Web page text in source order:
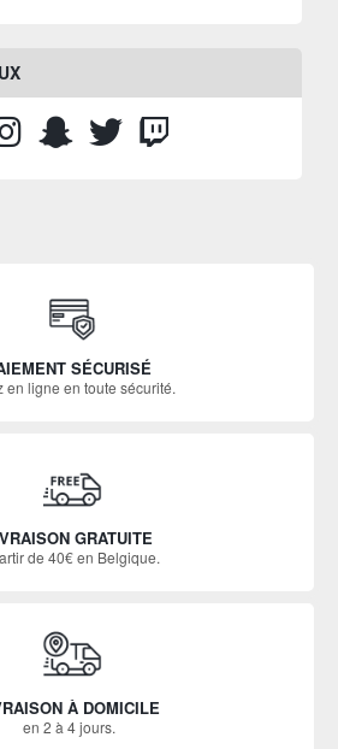
SÉCURISÉ
en ligne en toute sécurité.
GRATUITE
de 40€ en Belgique.
À DOMICILE
en 2 à 4 jours.